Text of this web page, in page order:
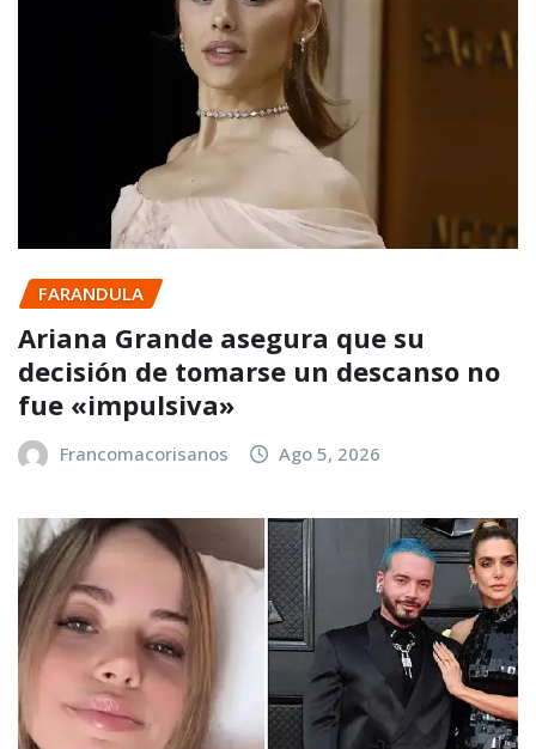
FARANDULA
Ariana Grande asegura que su
decisión de tomarse un descanso no
fue «impulsiva»
Francomacorisanos Ago 5, 2026